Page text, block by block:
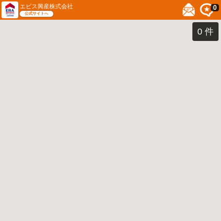
エビス興産株式会社
公式サイトへ
0
0 件